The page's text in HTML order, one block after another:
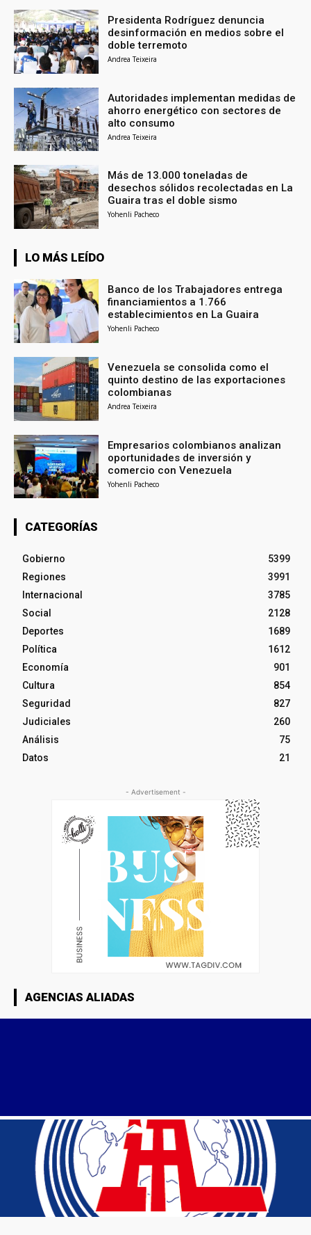
Presidenta Rodríguez denuncia
desinformación en medios sobre el
doble terremoto
Andrea Teixeira
Autoridades implementan medidas de
ahorro energético con sectores de
alto consumo
Andrea Teixeira
Más de 13.000 toneladas de
desechos sólidos recolectadas en La
Guaira tras el doble sismo
Yohenli Pacheco
LO MÁS LEÍDO
Banco de los Trabajadores entrega
financiamientos a 1.766
establecimientos en La Guaira
Yohenli Pacheco
Venezuela se consolida como el
quinto destino de las exportaciones
colombianas
Andrea Teixeira
Empresarios colombianos analizan
oportunidades de inversión y
comercio con Venezuela
Yohenli Pacheco
CATEGORÍAS
Gobierno
5399
Regiones
3991
Internacional
3785
Social
2128
Deportes
1689
Política
1612
Economía
901
Cultura
854
Seguridad
827
Judiciales
260
Análisis
75
Datos
21
- Advertisement -
AGENCIAS ALIADAS